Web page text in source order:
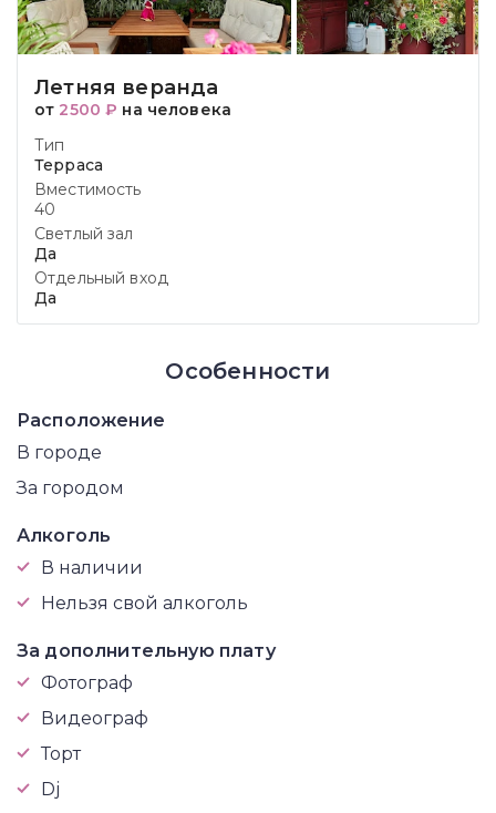
Летняя веранда
от 2500 ₽ на человека
Тип
Терраса
Вместимость
40
Светлый зал
Да
Отдельный вход
Да
Особенности
Расположение
В городе
За городом
Алкоголь
В наличии
Нельзя свой алкоголь
За дополнительную плату
Фотограф
Видеограф
Торт
Dj